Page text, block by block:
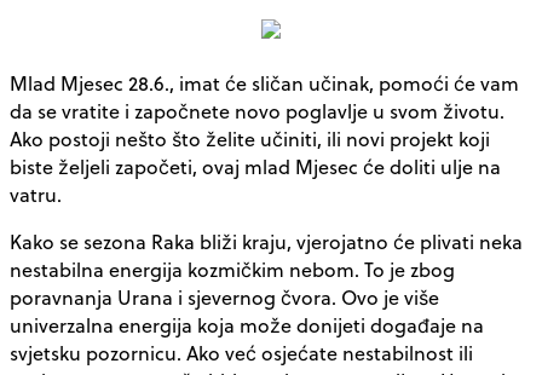
Mlad Mjesec 28.6., imat će sličan učinak, pomoći će vam
da se vratite i započnete novo poglavlje u svom životu.
Ako postoji nešto što želite učiniti, ili novi projekt koji
biste željeli započeti, ovaj mlad Mjesec će doliti ulje na
vatru.
Kako se sezona Raka bliži kraju, vjerojatno će plivati ​​neka
nestabilna energija kozmičkim nebom. To je zbog
poravnanja Urana i sjevernog čvora. Ovo je više
univerzalna energija koja može donijeti događaje na
svjetsku pozornicu. Ako već osjećate nestabilnost ili